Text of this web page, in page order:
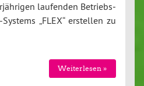
laufenden Be­triebs­
„FLEX“ erstellen zu
Wei­ter­le­sen »